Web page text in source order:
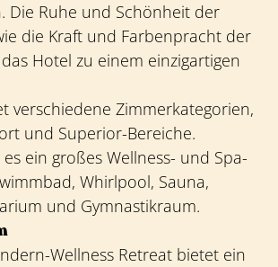
Die Ruhe und Schönheit der
die Kraft und Farbenpracht der
Hotel zu einem einzigartigen
verschiedene Zimmerkategorien,
und Superior-Bereiche.
ein großes Wellness- und Spa-
Whirlpool, Sauna,
und Gymnastikraum.
Wellness Retreat bietet ein